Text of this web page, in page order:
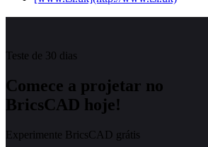
Teste de 30 dias
Comece a projetar no
BricsCAD hoje!
Experimente BricsCAD grátis